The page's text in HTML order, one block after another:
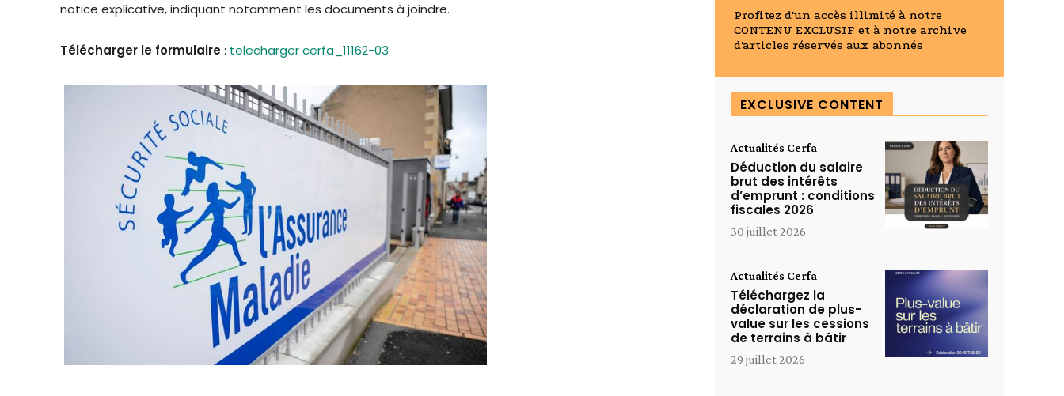
notice explicative, indiquant notamment les documents à joindre.
Télécharger le formulaire: telecharger cerfa_11162-03
Profitez d'un accès illimité à notre
CONTENU EXCLUSIF et à notre archive
d'articles réservés aux abonnés
EXCLUSIVE CONTENT
Actualités Cerfa
Déduction du salaire
brut des intérêts
d’emprunt : conditions
fiscales 2026
30 juillet 2026
Actualités Cerfa
Téléchargez la
déclaration de plus-
value sur les cessions
de terrains à bâtir
29 juillet 2026